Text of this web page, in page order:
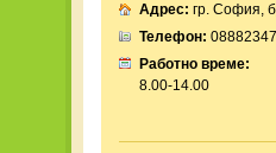
Адрес: гр. София,
Телефон:
Работно време:
8.00-14.00